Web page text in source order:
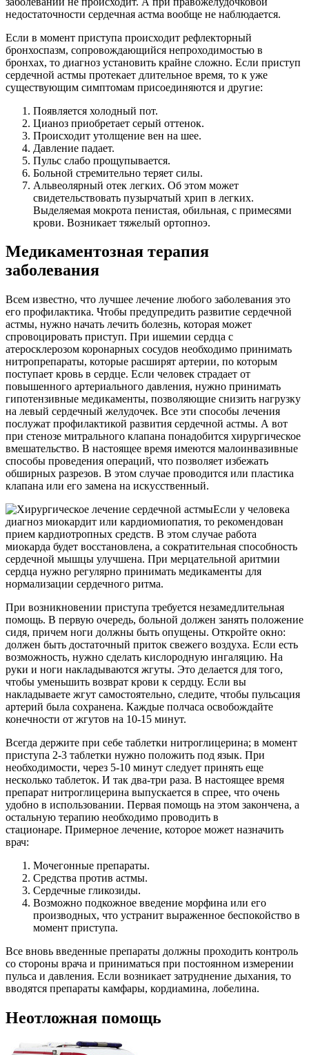
недостаточности сердечная астма вообще не наблюдается.
Если в момент приступа происходит рефлекторный
бронхоспазм, сопровождающийся непроходимостью в
бронхах, то диагноз установить крайне сложно. Если приступ
сердечной астмы протекает длительное время, то к уже
существующим симптомам присоединяются и другие:
Появляется холодный пот.
Цианоз приобретает серый оттенок.
Происходит утолщение вен на шее.
Давление падает.
Пульс слабо прощупывается.
Больной стремительно теряет силы.
Альвеолярный отек легких. Об этом может
свидетельствовать пузырчатый хрип в легких.
Выделяемая мокрота пенистая, обильная, с примесями
крови. Возникает тяжелый ортопноэ.
Медикаментозная терапия
заболевания
Всем известно, что лучшее лечение любого заболевания это
его профилактика. Чтобы предупредить развитие сердечной
астмы, нужно начать лечить болезнь, которая может
спровоцировать приступ. При ишемии сердца с
атеросклерозом коронарных сосудов необходимо принимать
нитропрепараты, которые расширят артерии, по которым
поступает кровь в сердце. Если человек страдает от
повышенного артериального давления, нужно принимать
гипотензивные медикаменты, позволяющие снизить нагрузку
на левый сердечный желудочек. Все эти способы лечения
послужат профилактикой развития сердечной астмы. А вот
при стенозе митрального клапана понадобится хирургическое
вмешательство. В настоящее время имеются малоинвазивные
способы проведения операций, что позволяет избежать
обширных разрезов. В этом случае проводится или пластика
клапана или его замена на искусственный.
Если у человека
диагноз миокардит или кардиомиопатия, то рекомендован
прием кардиотропных средств. В этом случае работа
миокарда будет восстановлена, а сократительная способность
сердечной мышцы улучшена. При мерцательной аритмии
сердца нужно регулярно принимать медикаменты для
нормализации сердечного ритма.
При возникновении приступа требуется незамедлительная
помощь. В первую очередь, больной должен занять положение
сидя, причем ноги должны быть опущены. Откройте окно:
должен быть достаточный приток свежего воздуха. Если есть
возможность, нужно сделать кислородную ингаляцию. На
руки и ноги накладываются жгуты. Это делается для того,
чтобы уменьшить возврат крови к сердцу. Если вы
накладываете жгут самостоятельно, следите, чтобы пульсация
артерий была сохранена. Каждые полчаса освобождайте
конечности от жгутов на 10-15 минут.
Всегда держите при себе таблетки нитроглицерина; в момент
приступа 2-3 таблетки нужно положить под язык. При
необходимости, через 5-10 минут следует принять еще
несколько таблеток. И так два-три раза. В настоящее время
препарат нитроглицерина выпускается в спрее, что очень
удобно в использовании. Первая помощь на этом закончена, а
остальную терапию необходимо проводить в
стационаре. Примерное лечение, которое может назначить
врач:
Мочегонные препараты.
Средства против астмы.
Сердечные гликозиды.
Возможно подкожное введение морфина или его
производных, что устранит выраженное беспокойство в
момент приступа.
Все вновь введенные препараты должны проходить контроль
со стороны врача и приниматься при постоянном измерении
пульса и давления. Если возникает затруднение дыхания, то
вводятся препараты камфары, кордиамина, лобелина.
Неотложная помощь